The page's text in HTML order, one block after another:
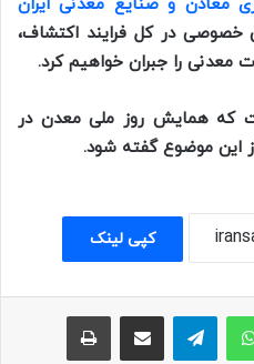
در کل فرایند اکتشاف،
معدنی را جبران خواهیم کرد.
که همایش روز ملی معدن در
این موضوع گفته شود.
کپی لینک
واتس آپ تلگرام